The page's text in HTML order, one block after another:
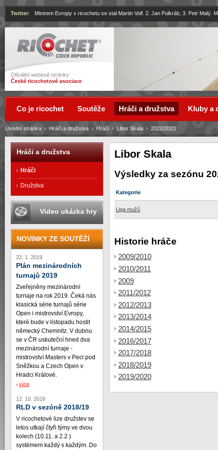
Ricochet
Oficiální webové stránky
České ricochetové asociace
Twitter: Mistrem Evropy v ricochetu se stal Martin Volf. 2. Jan Pulkráb, 3. Petr Malý.
Libor Skala
Výsledky za sezónu
Kategorie
Liga mužů
Historie hráče
2009/2010
2010/2011
2009
2011/2012
2012/2013
2013/2014
2014/2015
2016/2017
2017/2018
2018/2019
2019/2020
Úvodní stránka › Hráči a družstva › Hráči › Libor Skala › 2022/2023
Co je ricochet Soutěže Hráči a družstva Kluby a
Hráči a družstva
Hráči
Družstva
Video ukázka hry
NOVINKY ZE SOUTĚŽÍ
22. 1. 2019
Plán mezinárodních
turnajů 2019
Zveřejněny mezinárodní
turnaje na rok 2019. Čeká nás
klasická série turnajů série
Open i mistrovství Evropy,
které bude v listopadu hostit
německý Chemnitz. V dubnu
se v ČR uskuteční hned dva
mezinárodní turnaje -
mistrovství Masters v Peci pod
Sněžkou a Czech Open v
Hradci Králové.
více
12. 10. 2018
RLD v sezóně 2018/19
V ricochetové lize družstev se
letos utkají čtyři týmy ve dvou
kolech (10.11. a 2.2.)
systémem každý s každým. Do